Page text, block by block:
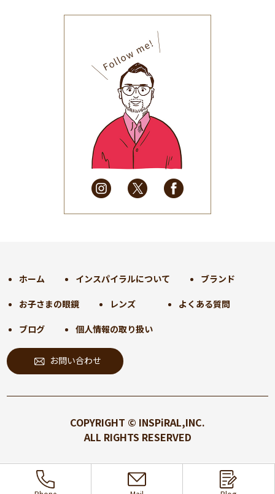
(32)
2025年9月(30)
2025年8月(31)
2025年7月(37)
2025年6月(48)
2025年5月
(41)
2025年4月
(32)
2025年3月(31)
2025年2月
(28)
2024年9月(30)
2024年7月(31)
2024年6月(30)
2024年5月
2024年4月 (32)
2024年2月(31)
2024年1月(45)
2023年12月(31)
(31)
(32)
ホーム インスパイラルについて ブランド
お子さまの眼鏡 レンズ よくある質問
ブログ 個人情報の取り扱い
お問い合わせ
COPYRIGHT © INSPiRAL,INC.
ALL RIGHTS RESERVED